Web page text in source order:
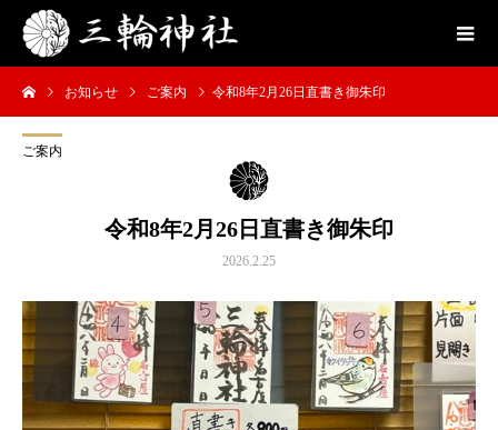
お知らせ ご案内 令和8年2月26日直書き御朱印
ご案内
令和8年2月26日直書き御朱印
2026.2.25